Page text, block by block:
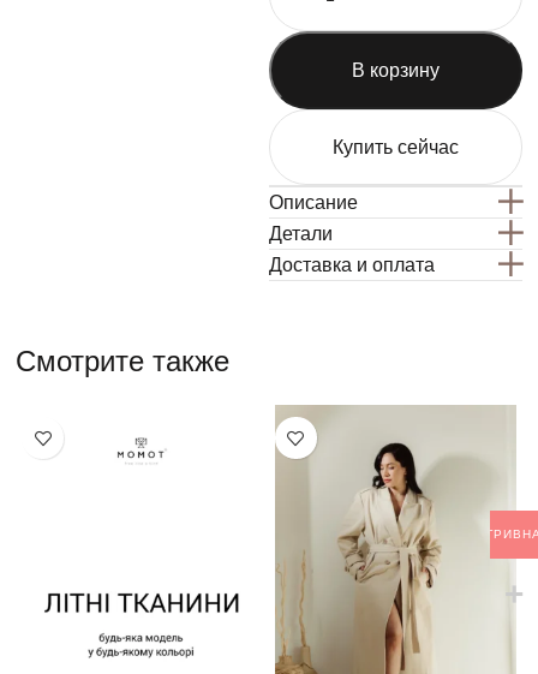
В корзину
Купить сейчас
Описание
Детали
Доставка и оплата
Смотрите также